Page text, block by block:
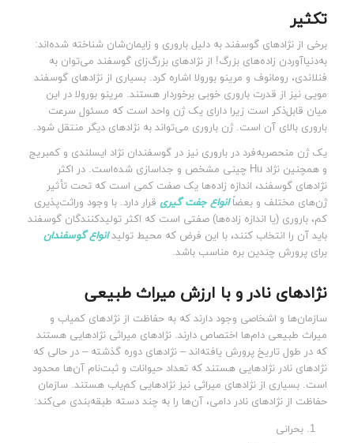
تکثیر
برخی از نژادهای گوسفند به دلیل باروری و زایمان‌شان شناخته شده‌اند:
به‌دنیا‌آوردن زاده‌های بزرگ! از نژادهای بزرگ‌زای گوسفند می‌توان به
فنلاندی، رومانوف و مرینو بورولا اشاره کرد. بسیاری از نژادهای گوسفند
مویی نیز از قدرت باروری خوبی برخوردار هستند. مرینو بورولا در این
میان قابل‌ذکر است زیرا دارای یک ژن واحد است که مسئول سرعت
باروری بالای آن است. ژن باروری می‌تواند به نژادهای دیگر منتقل شود.
یک ژن منحصربه‌فرد در باروری نیز در گوسفندان نژاد ایسلندی و کمبریج
و همچنین نژاد Hu چینی مشخص و جداسازی شده‌است. در اکثر
نژادهای گوسفند، اندازه زاده‌ها یک صفت کمی است که تحت تأثیر
ژن‌های مختلف و بعضاًانواع جفت گیریقرار دارد. با وجود وراثت‌پذیری
کم، باروری (یا اندازه زاده‌ها) صفتی است که اکثر تولیدکنندگان گوسفند
باید آن را انتخاب کنند، با این فرض که محیط تولیدانواع گوسفندان
برای پرورش چندین بره مناسب باشد.
نژادهای نادر و با ارزش میراث طبیعی
سازمان‌ها و اشخاصی وجود دارند که به حفاظت از نژادهای کمیاب و
میراث طبیعی دام‌ها اختصاص دارند. نژادهای میراثی نژادهایی هستند
که در طول تاریخ پرورش یافته‌اند – نژادهای دوره گذشته – در حالی که
نژادهای نادر نژادهایی هستند که تعداد حیوانات و ثبت‌نام آن‌ها محدود
است. بسیاری از نژادهای میراثی نیز نژادهایی کم‌یاب هستند. سازمان
حفاظت از نژادهای نادر دامی، آن‌ها را به چند دسته طبقه‌بندی می‌کند:
بحرانی